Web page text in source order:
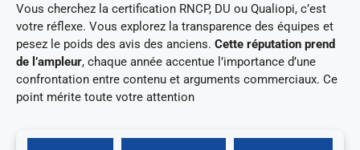
Vous cherchez la certification RNCP, DU ou Qualiopi, c’est
votre réflexe. Vous explorez la transparence des équipes et
pesez le poids des avis des anciens. Cette réputation prend
de l’ampleur, chaque année accentue l’importance d’une
confrontation entre contenu et arguments commerciaux. Ce
point mérite toute votre attention